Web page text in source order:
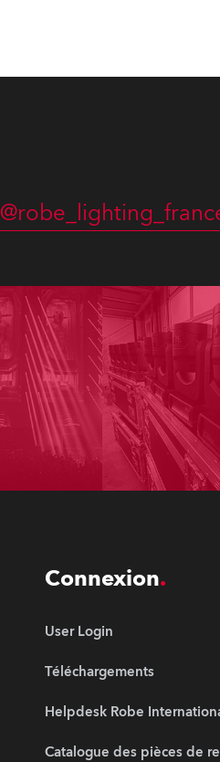
Connexion
User Login
Téléchargements
Helpdesk Robe
Catalogue des pièces de